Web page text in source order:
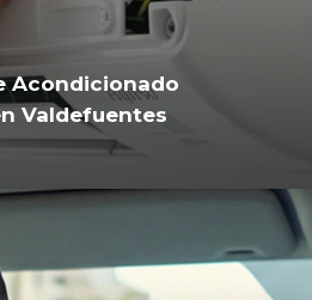
Acondicionado
Valdefuentes